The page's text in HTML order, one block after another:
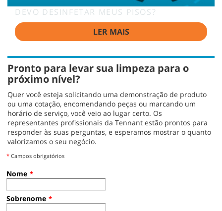
DEVO DESINFETAR MEUS PISOS?
LER MAIS
Pronto para levar sua limpeza para o
próximo nível?
Quer você esteja solicitando uma demonstração de produto
ou uma cotação, encomendando peças ou marcando um
horário de serviço, você veio ao lugar certo. Os
representantes profissionais da Tennant estão prontos para
responder às suas perguntas, e esperamos mostrar o quanto
valorizamos o seu negócio.
* Campos obrigatórios
Nome *
Sobrenome *